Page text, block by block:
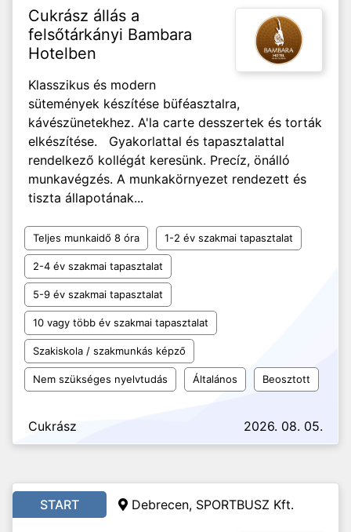
Cukrász állás a
felsőtárkányi Bambara
Hotelben
Klasszikus és modern
sütemények készítése büféasztalra,
kávészünetekhez. A'la carte desszertek és torták
elkészítése. Gyakorlattal és tapasztalattal
rendelkező kollégát keresünk. Precíz, önálló
munkavégzés. A munkakörnyezet rendezett és
tiszta állapotának...
Teljes munkaidő 8 óra 1-2 év szakmai tapasztalat
2-4 év szakmai tapasztalat
5-9 év szakmai tapasztalat
10 vagy több év szakmai tapasztalat
Szakiskola / szakmunkás képző
Nem szükséges nyelvtudás Általános Beosztott
Cukrász 2026. 08. 05.
START Debrecen, SPORTBUSZ Kft.